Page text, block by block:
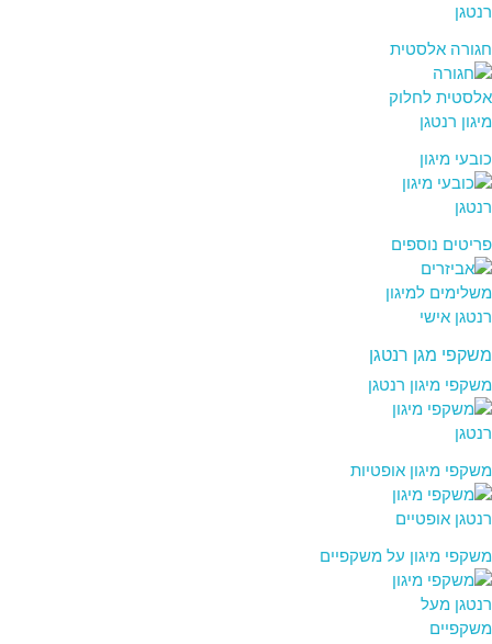
חגורה אלסטית
כובעי מיגון
פריטים נוספים
משקפי מגן רנטגן
משקפי מיגון רנטגן
משקפי מיגון אופטיות
משקפי מיגון על משקפיים